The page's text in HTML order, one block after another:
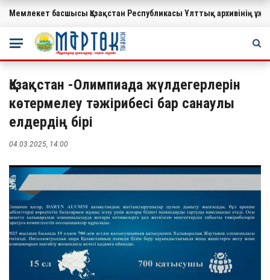
МАҢЫЗДЫ
Мемлекет басшысы Қазақстан Республикасы Ұлттық
Қазақстан -Олимпиада жүлдегерлерін
көтермелеу тәжірибесі бар санаулы
елдердің бірі
04.03.2025, 14:00